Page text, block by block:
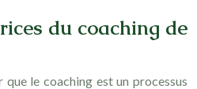
du coaching de
le coaching est un processus